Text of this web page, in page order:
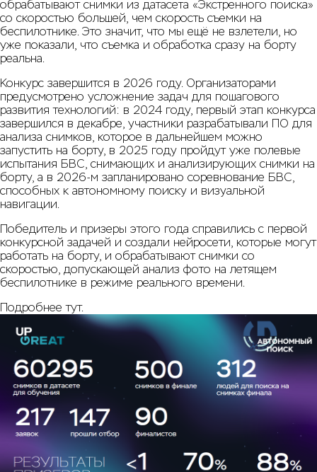
обрабатывают снимки из датасета «Экстренного поиска»
со скоростью большей, чем скорость съемки на
беспилотнике. Это значит, что мы ещё не взлетели, но
уже показали, что съемка и обработка сразу на борту
реальна.
Конкурс завершится в 2026 году. Организаторами
предусмотрено усложнение задач для пошагового
развития технологий: в 2024 году, первый этап конкурса
завершился в декабре, участники разрабатывали ПО для
анализа снимков, которое в дальнейшем можно
запустить на борту, в 2025 году пройдут уже полевые
испытания БВС, снимающих и анализирующих снимки на
борту, а в 2026-м запланировано соревнование БВС,
способных к автономному поиску и визуальной
навигации.
Победитель и призеры этого года справились с первой
конкурсной задачей и создали нейросети, которые могут
работать на борту, и обрабатывают снимки со
скоростью, допускающей анализ фото на летящем
беспилотнике в режиме реального времени.
Подробнеетут.